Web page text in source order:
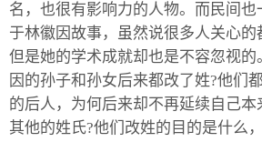
名，也很有影响力的人物。而民间
于林徽因故事，虽然说很多人关心的
但是她的学术成就却也是不容忽视
因的孙子和孙女后来都改了姓?他们
的后人，为何后来却不再延续自己
其他的姓氏?他们改姓的目的是什么